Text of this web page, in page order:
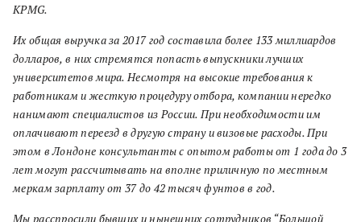
KPMG.
Их общая выручка за 2017 год составила более 133 миллиардов
долларов, в них стремятся попасть выпускники лучших
университетов мира. Несмотря на высокие требования к
работникам и жесткую процедуру отбора, компании нередко
нанимают специалистов из России. При необходимости им
оплачивают переезд в другую страну и визовые расходы. При
этом в Лондоне консультанты с опытом работы от 1 года до 3
лет могут рассчитывать на вполне приличную по местным
меркам зарплату от 37 до 42 тысяч фунтов в год.
Мы расспросили бывших и нынешних сотрудников “Большой